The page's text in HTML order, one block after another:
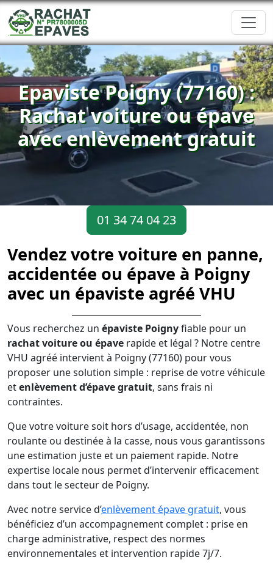
Epaviste Poigny (77160) :
Rachat voiture ou épave
avec enlèvement gratuit
01 34 74 04 23
Vendez votre voiture en panne,
accidentée ou épave à Poigny
avec un épaviste agréé VHU
Vous recherchez un épaviste Poignyfiable pour un
rachat voiture ou épave rapide et légal ? Notre centre
VHU agréé intervient à Poigny (77160) pour vous
proposer une solution simple : reprise de votre véhicule
etenlèvement d’épave gratuit, sans frais ni
contraintes.
Que votre voiture soit hors d’usage, accidentée, non
roulante ou destinée à la casse, nous vous garantissons
une estimation juste et un paiement rapide. Notre
expertise locale nous permet d’intervenir efficacement
dans tout le secteur de Poigny.
Avec notre service d’enlèvement épave gratuit, vous
bénéficiez d’un accompagnement complet : prise en
charge administrative, respect des normes
environnementales et intervention rapide 7j/7.